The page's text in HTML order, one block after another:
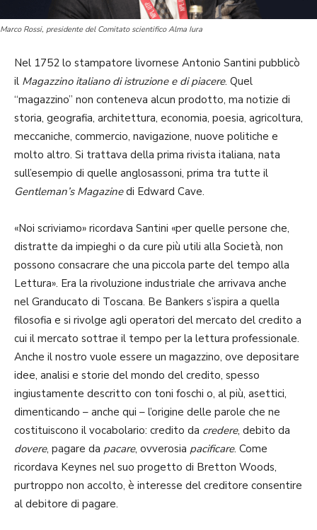
Marco Rossi, presidente del Comitato scientifico Alma Iura
Nel 1752 lo stampatore livornese Antonio Santini pubblicò
il Magazzino italiano di istruzione e di piacere. Quel
“magazzino” non conteneva alcun prodotto, ma notizie di
storia, geografia, architettura, economia, poesia, agricoltura,
meccaniche, commercio, navigazione, nuove politiche e
molto altro. Si trattava della prima rivista italiana, nata
sull’esempio di quelle anglosassoni, prima tra tutte il
Gentleman’s Magazinedi Edward Cave.
«Noi scriviamo» ricordava Santini «per quelle persone che,
distratte da impieghi o da cure più utili alla Società, non
possono consacrare che una piccola parte del tempo alla
Lettura». Era la rivoluzione industriale che arrivava anche
nel Granducato di Toscana. Be Bankers s’ispira a quella
filosofia e si rivolge agli operatori del mercato del credito a
cui il mercato sottrae il tempo per la lettura professionale.
Anche il nostro vuole essere un magazzino, ove depositare
idee, analisi e storie del mondo del credito, spesso
ingiustamente descritto con toni foschi o, al più, asettici,
dimenticando – anche qui – l’origine delle parole che ne
costituiscono il vocabolario: credito da credere, debito da
dovere, pagare da pacare, ovverosia pacificare. Come
ricordava Keynes nel suo progetto di Bretton Woods,
purtroppo non accolto, è interesse del creditore consentire
al debitore di pagare.